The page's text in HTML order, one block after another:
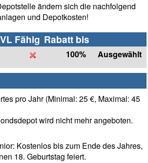
ändern sich die nachfolgend
und Depotkosten!
VL Fähig Rabatt bis
100% Ausgewählt
pro Jahr (Minimal: 25 €, Maximal: 45
wird nicht mehr angeboten.
Kostenlos bis zum Ende des Jahres,
18. Geburtstag feiert.